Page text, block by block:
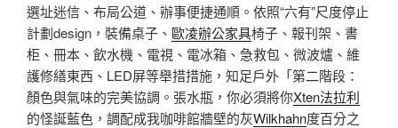
選址迷信、布局公道、辦事便捷通順。依照“六有”尺度停止
計劃design，裝備桌子、 歐凌辦公家具椅子、報刊架、書
柜、冊本、飲水機、電視、電冰箱、急救包、微波爐、維
護修繕東西、LED屏等舉措措施，知足戶外「第二階段：
顏色與氣味的完美協調。張水瓶，你必須將你Xten法拉利
的怪誕藍色，調配成我咖啡館牆壁的灰Wilkhahn度百分之